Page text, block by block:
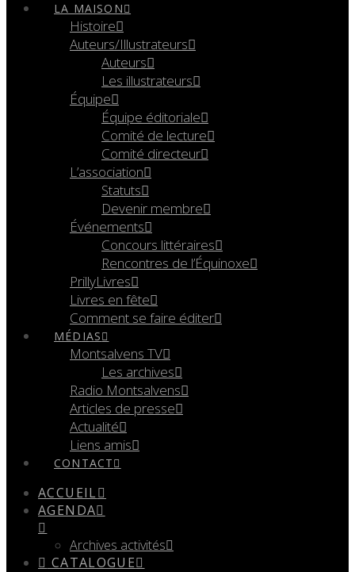
LA MAISON
Histoire
Auteurs/Illustrateurs
Auteurs
Les illustrateurs
Équipe
Équipe éditoriale
Comité de lecture
Comité directeur
L’association
Statuts
Devenir membre
Événements
Concours littéraires
Rencontres de l’Équinoxe
PrillyLivres
Livres en fête
Comment se faire éditer
MÉDIAS
Montsalvens TV
Les archives
Radio Montsalvens
Articles de presse
Actualité
Liens amis
CONTACT
ACCUEIL
AGENDA
Archives activités
CATALOGUE